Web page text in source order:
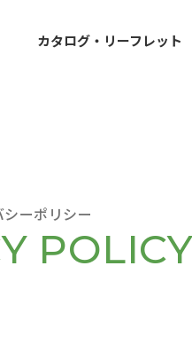
カタログ・リーフレット
シーポリシー